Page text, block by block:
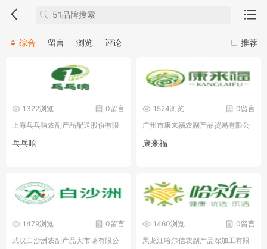
推荐
综合 留言 浏览 评论
0留言
1322浏览
上海乓乓响农副产品配送股份有限
乓乓响
0留言
1524浏览
广州市康来福农副产品贸易有限公
康来福
0留言
1479浏览
武汉白沙洲农副产品大市场有限公
0留言
1460浏览
黑龙江哈尔信农副产品深加工有限